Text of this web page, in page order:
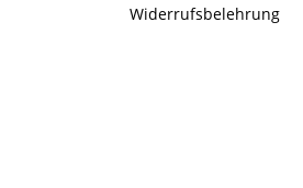
Widerrufsbelehrung